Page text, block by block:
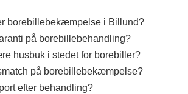
borebillebekæmpelse i Billund?
på borebillebehandling?
husbuk i stedet for borebiller?
på borebillebekæmpelse?
efter behandling?